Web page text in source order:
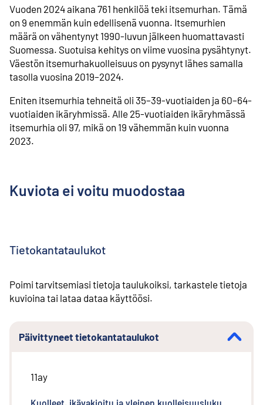
Vuoden 2024 aikana 761 henkilöä teki itsemurhan. Tämä
on 9 enemmän kuin edellisenä vuonna. Itsemurhien
määrä on vähentynyt 1990-luvun jälkeen huomattavasti
Suomessa. Suotuisa kehitys on viime vuosina pysähtynyt.
Väestön itsemurhakuolleisuus on pysynyt lähes samalla
tasolla vuosina 2019–2024.
Eniten itsemurhia tehneitä oli 35–39-vuotiaiden ja 60–64-
vuotiaiden ikäryhmissä. Alle 25-vuotiaiden ikäryhmässä
itsemurhia oli 97, mikä on 19 vähemmän kuin vuonna
2023.
Kuviota ei voitu muodostaa
Tietokantataulukot
Poimi tarvitsemiasi tietoja taulukoiksi, tarkastele tietoja
kuvioina tai lataa dataa käyttöösi.
Päivittyneet tietokantataulukot
11ay